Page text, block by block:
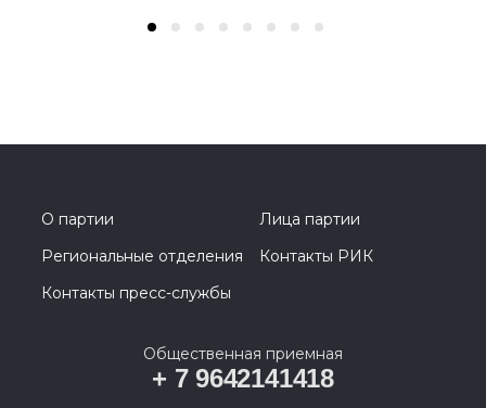
О партии
Лица партии
Региональные отделения
Контакты РИК
Контакты пресс-службы
Общественная приемная
+ 7 9642141418